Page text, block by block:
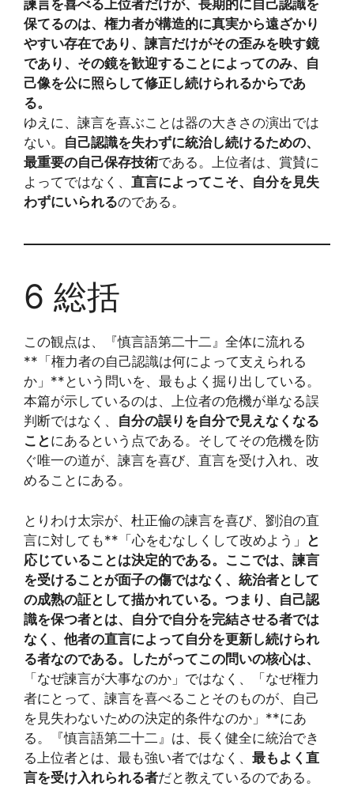
諫言を喜べる上位者だけが、長期的に自己認識を
保てるのは、権力者が構造的に真実から遠ざかり
やすい存在であり、諫言だけがその歪みを映す鏡
であり、その鏡を歓迎することによってのみ、自
己像を公に照らして修正し続けられるからであ
る。
ゆえに、諫言を喜ぶことは器の大きさの演出では
ない。 自己認識を失わずに統治し続けるための、
最重要の自己保存技術である。上位者は、賞賛に
よってではなく、 直言によってこそ、自分を見失
わずにいられるのである。
6 総括
この観点は、『慎言語第二十二』全体に流れる
**「権力者の自己認識は何によって支えられる
か」**という問いを、最もよく掘り出している。
本篇が示しているのは、上位者の危機が単なる誤
判断ではなく、 自分の誤りを自分で見えなくなる
こと にあるという点である。そしてその危機を防
ぐ唯一の道が、諫言を喜び、直言を受け入れ、改
めることにある。
とりわけ太宗が、杜正倫の諫言を喜び、劉洎の直
言に対しても**「心をむなしくして改めよう」
と
応じていることは決定的である。ここでは、諫言
を受けることが面子の傷ではなく、統治者として
の成熟の証として描かれている。つまり、自己認
識を保つ者とは、自分で自分を完結させる者では
なく、他者の直言によって自分を更新し続けられ
る者なのである。したがってこの問いの核心は、
「なぜ諫言が大事なのか」ではなく、「なぜ権力
者にとって、諫言を喜べることそのものが、自己
を見失わないための決定的条件なのか」**にあ
る。『慎言語第二十二』は、長く健全に統治でき
る上位者とは、最も強い者ではなく、 最もよく直
言を受け入れられる者だと教えているのである。